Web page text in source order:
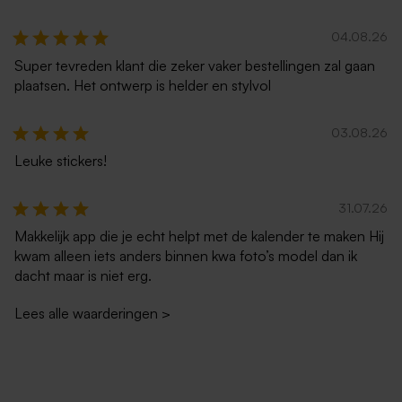
04.08.26
Super tevreden klant die zeker vaker bestellingen zal gaan
plaatsen. Het ontwerp is helder en stylvol
03.08.26
Leuke stickers!
31.07.26
Makkelijk app die je echt helpt met de kalender te maken Hij
kwam alleen iets anders binnen kwa foto’s model dan ik
dacht maar is niet erg.
Lees alle waarderingen >